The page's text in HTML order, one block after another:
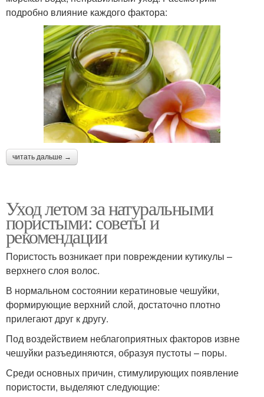
подробно влияние каждого фактора:
читать дальше →
Уход летом за натуральными
пористыми: советы и
рекомендации
Пористость возникает при повреждении кутикулы –
верхнего слоя волос.
В нормальном состоянии кератиновые чешуйки,
формирующие верхний слой, достаточно плотно
прилегают друг к другу.
Под воздействием неблагоприятных факторов извне
чешуйки разъединяются, образуя пустоты – поры.
Среди основных причин, стимулирующих появление
пористости, выделяют следующие: